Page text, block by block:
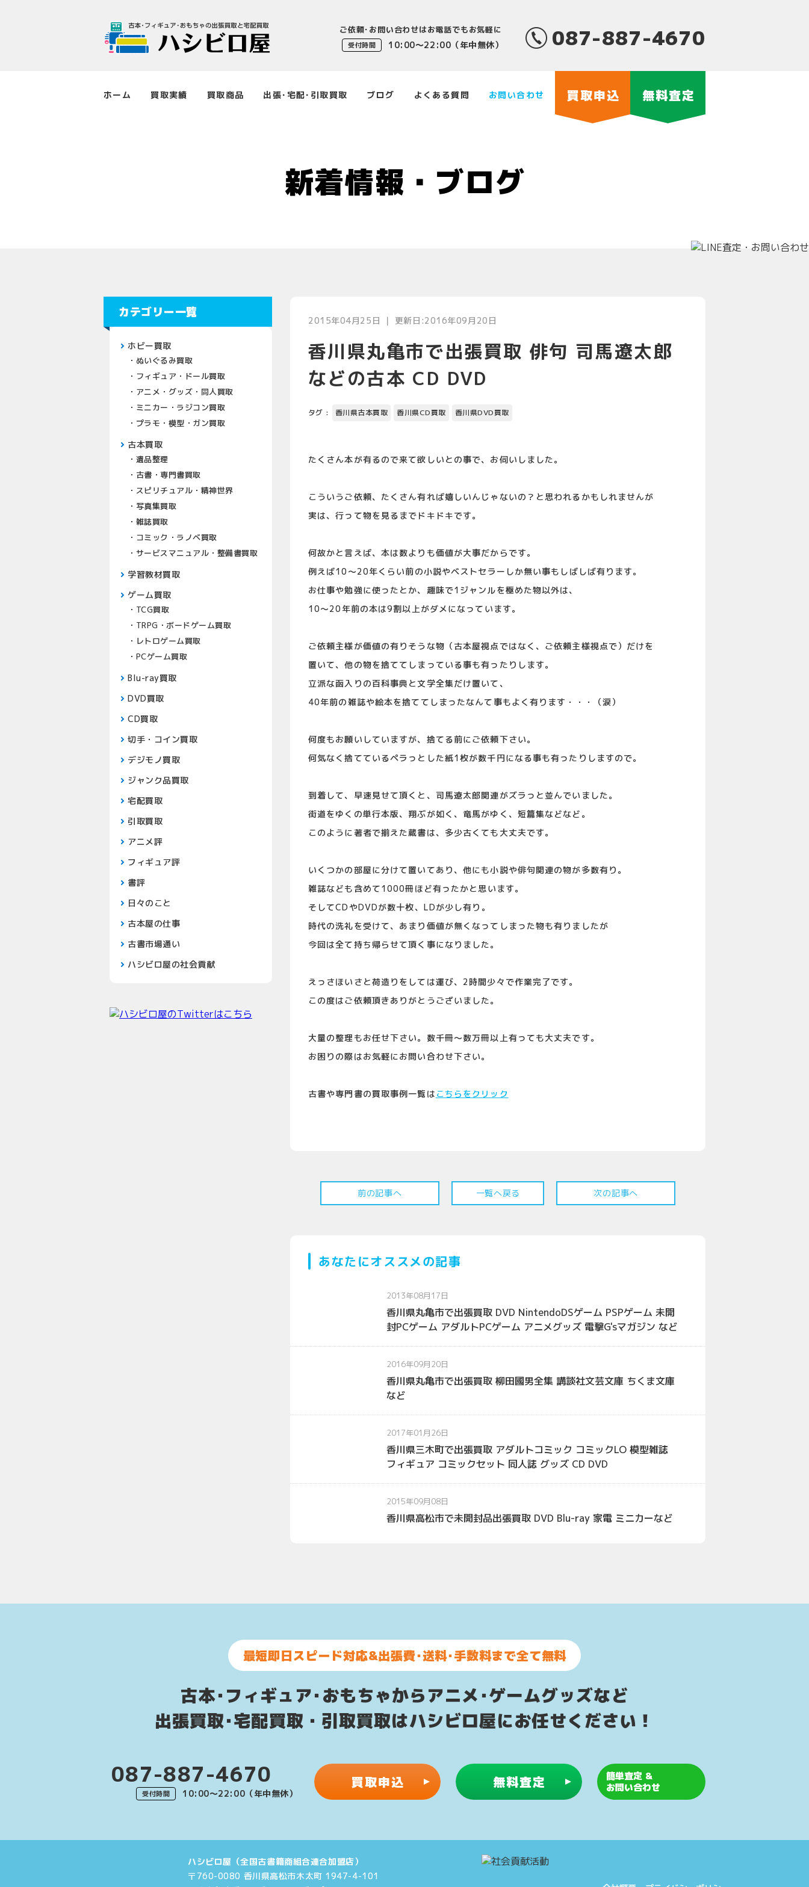
087-887-4670
ご依頼･お問い合わせはお電話でもお気軽に
受付時間 10:00〜22:00（年中無休）
ホーム 買取実績 買取商品 出張･宅配･引取買取 ブログ よくある質問 お問い合わせ 買取申込 無料査定
新着情報・ブログ
カテゴリー一覧
ホビー買取
ぬいぐるみ買取
フィギュア・ドール買取
アニメ・グッズ・同人買取
ミニカー・ラジコン買取
プラモ・模型・ガン買取
古本買取
遺品整理
古書・専門書買取
スピリチュアル・精神世界
写真集買取
雑誌買取
コミック・ラノベ買取
サービスマニュアル・整備書買取
学習教材買取
ゲーム買取
TCG買取
TRPG・ボードゲーム買取
レトロゲーム買取
PCゲーム買取
Blu-ray買取
DVD買取
CD買取
切手・コイン買取
デジモノ買取
ジャンク品買取
宅配買取
引取買取
アニメ評
フィギュア評
書評
日々のこと
古本屋の仕事
古書市場通い
ハシビロ屋の社会貢献
2015年04月25日 ｜ 更新日:2016年09月20日
香川県丸亀市で出張買取 俳句 司馬遼太郎
などの古本 CD DVD
タグ : 香川県古本買取 香川県CD買取 香川県DVD買取
たくさん本が有るので来て欲しいとの事で、お伺いしました。
こういうご依頼、たくさん有れば嬉しいんじゃないの？と思われるかもしれませんが
実は、行って物を見るまでドキドキです。
何故かと言えば、本は数よりも価値が大事だからです。
例えば10～20年くらい前の小説やベストセラーしか無い事もしばしば有ります。
お仕事や勉強に使ったとか、趣味で1ジャンルを極めた物以外は、
10～20年前の本は9割以上がダメになっています。
ご依頼主様が価値の有りそうな物（古本屋視点ではなく、ご依頼主様視点で）だけを
置いて、他の物を捨ててしまっている事も有ったりします。
立派な函入りの百科事典と文学全集だけ置いて、
40年前の雑誌や絵本を捨ててしまったなんて事もよく有ります・・・（涙）
何度もお願いしていますが、捨てる前にご依頼下さい。
何気なく捨てているペラっとした紙1枚が数千円になる事も有ったりしますので。
到着して、早速見せて頂くと、司馬遼太郎関連がズラっと並んでいました。
街道をゆくの単行本版、翔ぶが如く、竜馬がゆく、短篇集などなど。
このように著者で揃えた蔵書は、多少古くても大丈夫です。
いくつかの部屋に分けて置いてあり、他にも小説や俳句関連の物が多数有り。
雑誌なども含めて1000冊ほど有ったかと思います。
そしてCDやDVDが数十枚、LDが少し有り。
時代の洗礼を受けて、あまり価値が無くなってしまった物も有りましたが
今回は全て持ち帰らせて頂く事になりました。
えっさほいさと荷造りをしては運び、2時間少々で作業完了です。
この度はご依頼頂きありがとうございました。
大量の整理もお任せ下さい。数千冊～数万冊以上有っても大丈夫です。
お困りの際はお気軽にお問い合わせ下さい。
古書や専門書の買取事例一覧は こちらをクリック
前の記事へ 一覧へ戻る 次の記事へ
あなたにオススメの記事
2013年08月17日
香川県丸亀市で出張買取 DVD NintendoDSゲーム PSPゲーム 未開
封PCゲーム アダルトPCゲーム アニメグッズ 電撃G'sマガジン など
2016年09月20日
香川県丸亀市で出張買取 柳田國男全集 講談社文芸文庫 ちくま文庫
など
2017年01月26日
香川県三木町で出張買取 アダルトコミック コミックLO 模型雑誌
フィギュア コミックセット 同人誌 グッズ CD DVD
2015年09月08日
香川県高松市で未開封品出張買取 DVD Blu-ray 家電 ミニカーなど
最短即日スピード対応&出張費･送料･手数料まで全て無料
古本･フィギュア･おもちゃからアニメ･ゲームグッズなど
出張買取･宅配買取・引取買取はハシビロ屋にお任せください！
087-887-4670
受付時間 10:00〜22:00（年中無休）
買取申込 無料査定
簡単査定 &
お問い合わせ
ハシビロ屋（全国古書籍商組合連合加盟店）
〒760-0080 香川県高松市木太町 1947-4-101